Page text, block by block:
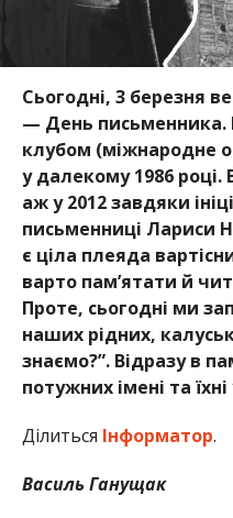
Сьогодні, 3 березня
— День письменника.
клубом (міжнародне
у далекому 1986
аж у 2012 завдяки
письменниці Лариси
є ціла плеяда
варто пам’ятати й
Проте, сьогодні ми
наших рідних,
знаємо?”. Відразу в
потужних імені та
Ділиться Інформатор.
Василь Ганущак